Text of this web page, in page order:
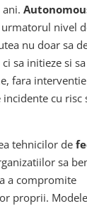
nivel
nu doar sa
sa initieze si
fara
cu risc
tehnicilor de
sa
a compromite
proprii.